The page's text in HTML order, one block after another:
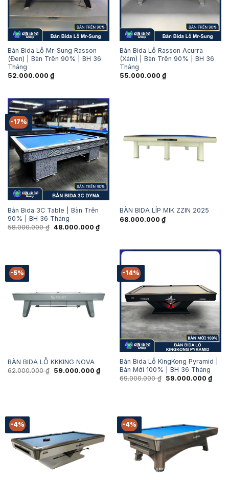
Bàn Bida Lỗ Mr-Sung Rasson
(Đen) | Bàn Trên 90% | BH 36
Tháng
52.000.000 ₫
Bàn Bida Lỗ Rasson Acurra
(Xám) | Bàn Trên 90% | BH 36
Tháng
55.000.000 ₫
-17%
Bàn Bida 3C Table | Bàn Trên
90% | BH 36 Tháng
58.000.000₫ Giá
48.000.000 ₫Giá
hiện
48.000.000 ₫.
BÀN BIDA LÍP MIK ZZIN 2025
68.000.000 ₫
-5%
BÀN BIDA LỖ KKKING NOVA
62.000.000₫
Giá
59.000.000 ₫Giá
hiện
-14%
Bàn Bida Lỗ KingKong Pyramid |
Bàn Mới 100% | BH 36 Tháng
69.000.000₫
Giá
59.000.000 ₫Giá
hiện
-4% -4%